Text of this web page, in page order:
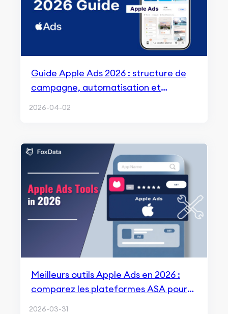
Guide Apple Ads 2026 : structure de
campagne, automatisation et
2026-04-02
Meilleurs outils Apple Ads en 2026 :
comparez les plateformes ASA pour
2026-03-31